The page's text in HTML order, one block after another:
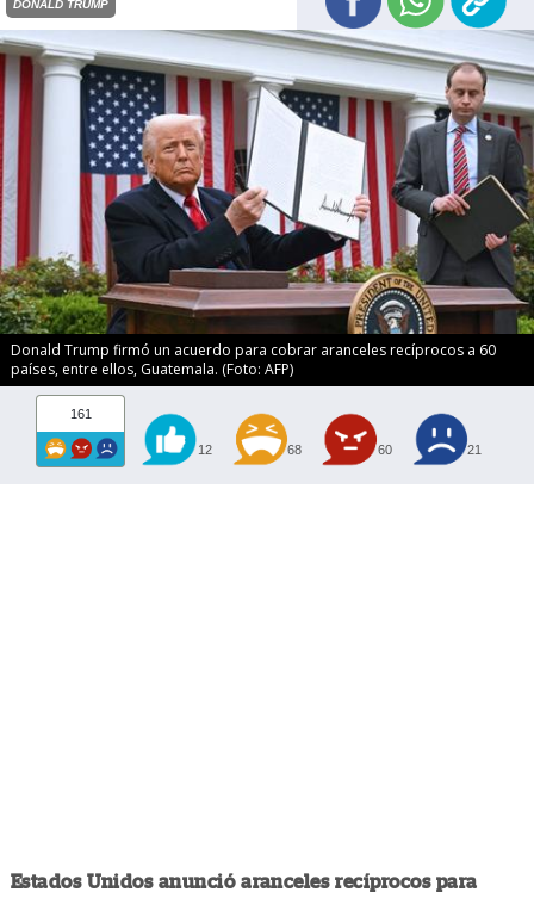
DONALD TRUMP
Donald Trump firmó un acuerdo para cobrar aranceles recíprocos a 60
países, entre ellos, Guatemala. (Foto: AFP)
161
12 68 60 21
Estados Unidos anunció aranceles recíprocos para